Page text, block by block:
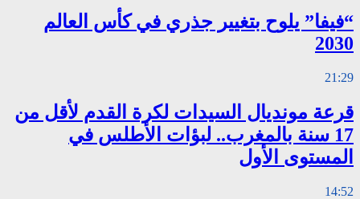
“فيفا” يلوح بتغيير جذري في كأس العالم
2030
21:29
قرعة مونديال السيدات لكرة القدم لأقل من
17 سنة بالمغرب.. لبؤات الأطلس في
المستوى الأول
14:52